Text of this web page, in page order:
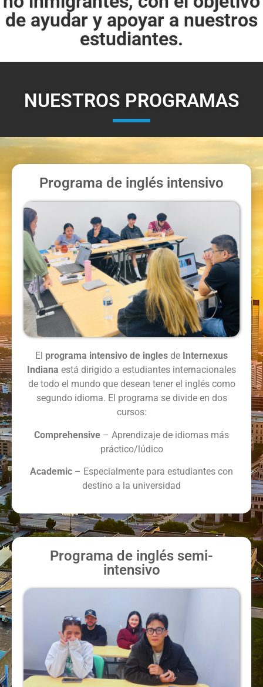
de ayudar y apoyar a nuestros
estudiantes.
NUESTROS PROGRAMAS
Programa de inglés intensivo
El programa intensivo de ingles de Internexus
Indiana está dirigido a estudiantes internacionales
de todo el mundo que desean tener el inglés como
segundo idioma. El programa se divide en dos
cursos:
Comprehensive – Aprendizaje de idiomas más
práctico/lúdico
Academic – Especialmente para estudiantes con
destino a la universidad
Programa de inglés semi-
intensivo